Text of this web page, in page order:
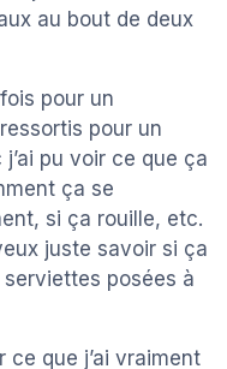
au bout de deux
pour un
pour un
pu voir ce que ça
ça se
si ça rouille, etc.
juste savoir si ça
posées à
ce que j’ai vraiment